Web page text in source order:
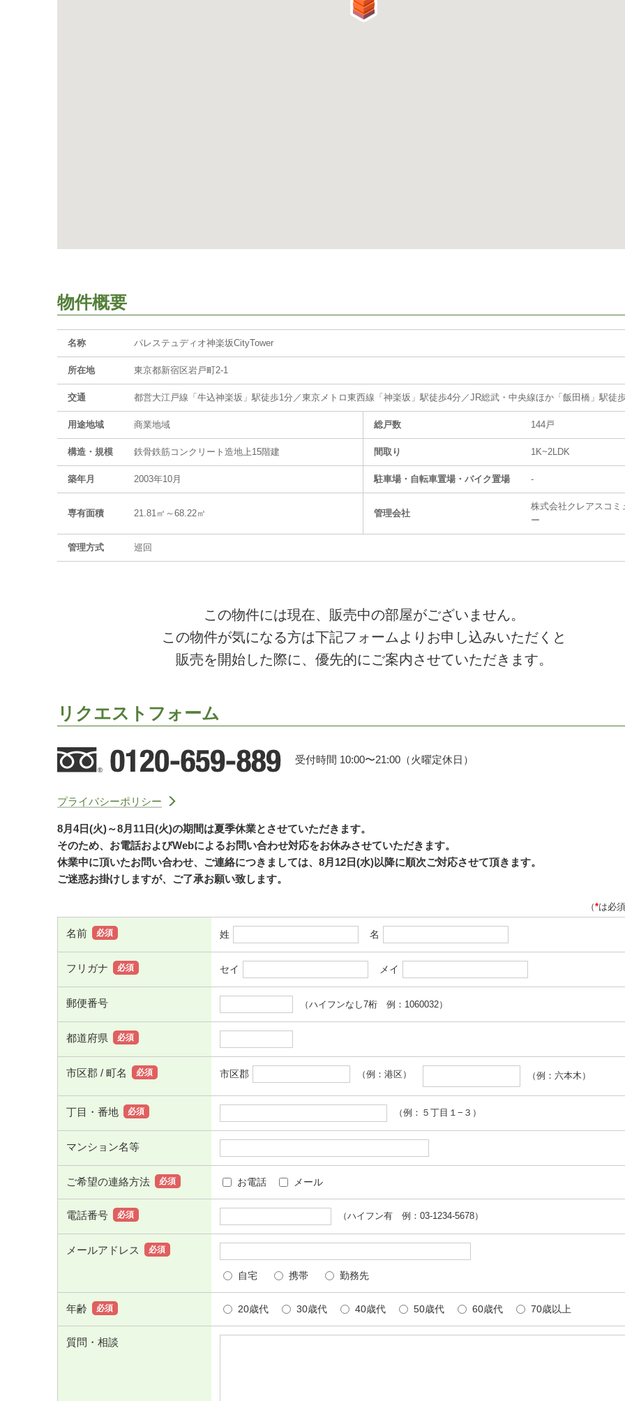
物件概要
名称 パレステュディオ神楽坂CityTower
所在地 東京都新宿区岩戸町2-1
交通 都営大江戸線「牛込神楽坂」駅徒歩1分／東京メトロ東西線「神楽坂」駅徒歩4分／JR総武・中央線ほか「飯田橋」駅徒
用途地域 商業地域 総戸数 144戸
構造・規模 鉄骨鉄筋コンクリート造地上15階建 間取り 1K~2LDK
築年月 2003年10月 駐⾞場・⾃転⾞置場・バイク置場 -
専有面積 21.81㎡～68.22㎡ 管理会社
株式会社クレアスコミ
ー
管理方式 巡回
この物件には現在、販売中の部屋がございません。
この物件が気になる方は下記フォームよりお申し込みいただくと
販売を開始した際に、優先的にご案内させていただきます。
リクエストフォーム
受付時間 10:00〜21:00（火曜定休日）
プライバシーポリシー
8月4日(火)～8月11日(火)の期間は夏季休業とさせていただきます。
そのため、お電話およびWebによるお問い合わせ対応をお休みさせていただきます。
休業中に頂いたお問い合わせ、ご連絡につきましては、8月12日(水)以降に順次ご対応させて頂きます。
ご迷惑お掛けしますが、ご了承お願い致します。